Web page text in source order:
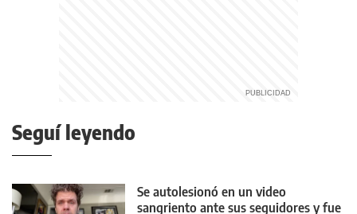
Seguí leyendo
Se autolesionó en un video
sangriento ante sus seguidores y fue